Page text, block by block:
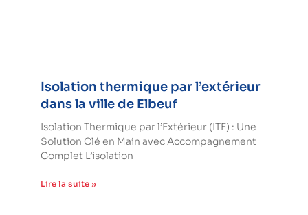
Isolation thermique par l’extérieur
dans la ville de Elbeuf
Isolation Thermique par l’Extérieur (ITE) : Une
Solution Clé en Main avec Accompagnement
Complet L’isolation
Lire la suite »